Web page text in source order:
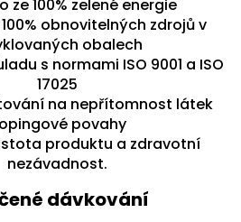
ze 100% zelené energie
obnovitelných zdrojů v
obalech
s normami ISO 9001 a ISO
17025
na nepřítomnost látek
povahy
produktu a zdravotní
nezávadnost.
dávkování